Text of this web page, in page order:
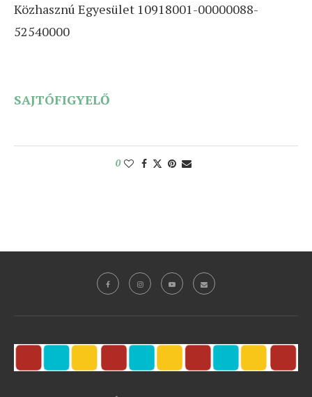
Közhasznú Egyesület 10918001-00000088-
52540000
SAJTÓFIGYELŐ
0